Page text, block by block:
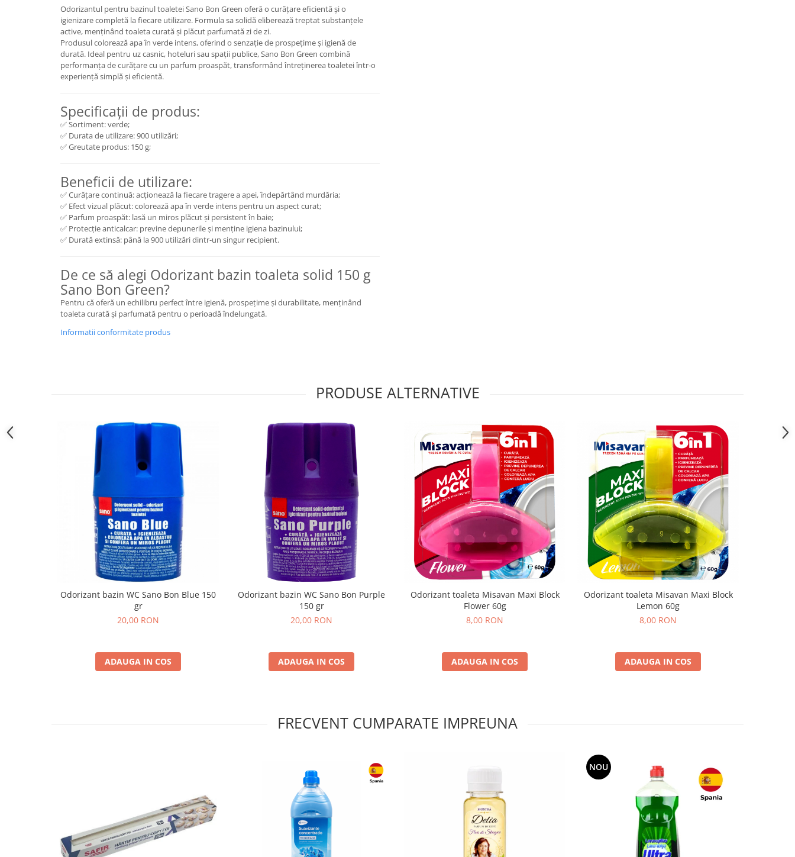
Produse incontinenta
Odorizantul pentru bazinul toaletei Sano Bon Green oferă o curățare eficientă și o
igienizare completă la fiecare utilizare. Formula sa solidă eliberează treptat substanțele
active, menținând toaleta curată și plăcut parfumată zi de zi.
Produsul colorează apa în verde intens, oferind o senzație de prospețime și igienă de
durată. Ideal pentru uz casnic, hoteluri sau spații publice, Sano Bon Green combină
performanța de curățare cu un parfum proaspăt, transformând întreținerea toaletei într-o
experiență simplă și eficientă.
Specificații de produs:
✅ Sortiment: verde;
✅ Durata de utilizare: 900 utilizări;
✅ Greutate produs: 150 g;
Beneficii de utilizare:
✅ Curățare continuă: acționează la fiecare tragere a apei, îndepărtând murdăria;
✅ Efect vizual plăcut: colorează apa în verde intens pentru un aspect curat;
✅ Parfum proaspăt: lasă un miros plăcut și persistent în baie;
✅ Protecție anticalcar: previne depunerile și menține igiena bazinului;
✅ Durată extinsă: până la 900 utilizări dintr-un singur recipient.
De ce să alegi Odorizant bazin toaleta solid 150 g
Sano Bon Green?
Pentru că oferă un echilibru perfect între igienă, prospețime și durabilitate, menținând
toaleta curată și parfumată pentru o perioadă îndelungată.
Informatii conformitate produs
PRODUSE ALTERNATIVE
Odorizant bazin WC Sano Bon Blue 150
gr
20,00 RON
ADAUGA IN COS
Odorizant bazin WC Sano Bon Purple
150 gr
20,00 RON
ADAUGA IN COS
Odorizant toaleta Misavan Maxi Block
Flower 60g
8,00 RON
ADAUGA IN COS
Odorizant toaleta Misavan Maxi Block
Lemon 60g
8,00 RON
ADAUGA IN COS
FRECVENT CUMPARATE IMPREUNA
NOU